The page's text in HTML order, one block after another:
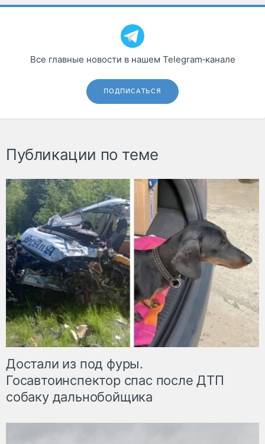
Все главные новости в нашем Telegram‑канале
ПОДПИСАТЬСЯ
Публикации по теме
Достали из под фуры.
Госавтоинспектор спас после ДТП
собаку дальнобойщика